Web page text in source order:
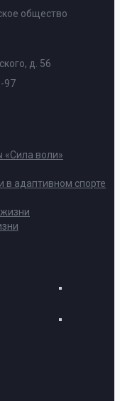
общество
д. 56
97
«Сила воли»
в адаптивном спорте